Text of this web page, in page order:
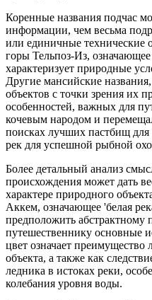
Коренные названия подчас
информации, чем весьма
или единичные технические
горы Тельпоз-Из, означающее
характеризует природные
Другие мансийские
объектов с точки зрения их
особенностей, важных для
кочевым народом и
поисках лучших пастбищ
рек для успешной рыбной
Более детальный анализ
происхождения может дать
характере природного
Аккем, означающее 'белая
предположить абстрактному
путешественнику основные
цвет означает преимущество
объекта, а также как
ледника в истоках реки,
колебания уровня воды.